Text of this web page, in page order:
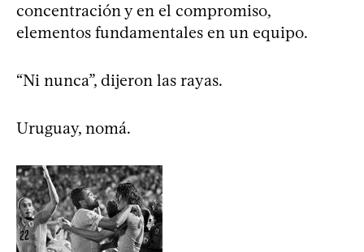
concentración y en el compromiso,
elementos fundamentales en un equipo.
“Ni nunca”, dijeron las rayas.
Uruguay, nomá.